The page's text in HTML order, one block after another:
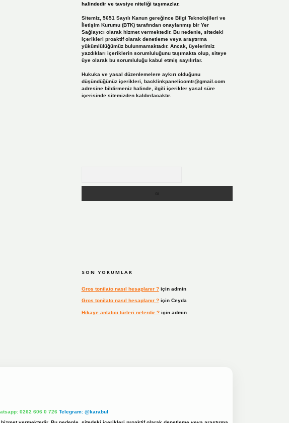
halindedir ve tavsiye niteliği taşımazlar.
Sitemiz, 5651 Sayılı Kanun gereğince Bilgi Teknolojileri ve
İletişim Kurumu (BTK) tarafından onaylanmış bir Yer
Sağlayıcı olarak hizmet vermektedir. Bu nedenle, sitedeki
içerikleri proaktif olarak denetleme veya araştırma
yükümlülüğümüz bulunmamaktadır. Ancak, üyelerimiz
yazdıkları içeriklerin sorumluluğunu taşımakta olup, siteye
üye olarak bu sorumluluğu kabul etmiş sayılırlar.
Hukuka ve yasal düzenlemelere aykırı olduğunu
düşündüğünüz içerikleri, backlinkpanelicomtr@gmail.com
adresine bildirmeniz halinde, ilgili içerikler yasal süre
içerisinde sitemizden kaldırılacaktır.
SON YORUMLAR
Gros tonilato nasıl hesaplanır ?için admin
Gros tonilato nasıl hesaplanır ?için Ceyda
Hikaye anlatıcı türleri nelerdir ?için admin
0262 606 0 726 Telegram: @karabul